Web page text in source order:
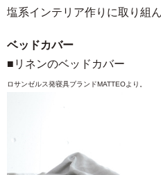
塩系インテリア作りに取り組
ベッドカバー
■リネンのベッドカバー
ロサンゼルス発寝具ブランドMATTEOより。